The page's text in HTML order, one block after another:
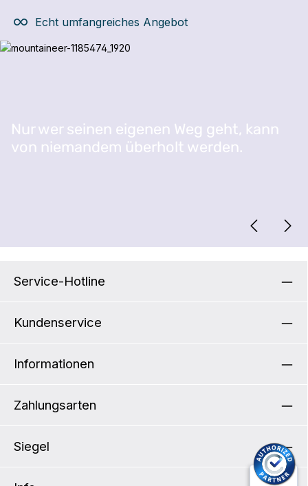
Echt umfangreiches Angebot
Bildergalerie überspringen
Nur wer seinen eigenen Weg geht, kann
von niemandem überholt werden.
Service-Hotline
Kundenservice
Informationen
Zahlungsarten
Siegel